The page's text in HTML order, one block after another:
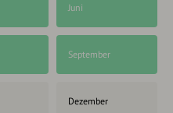
Juni
September
Dezember